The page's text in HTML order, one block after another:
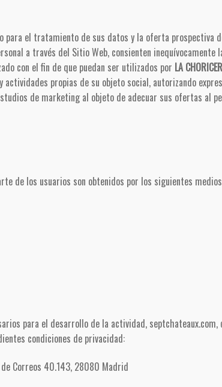
el tratamiento de sus datos y la oferta prospectiva
a través del Sitio Web, consienten inequívocamente
con el fin de que puedan ser utilizados por LA
propias de su objeto social, autorizando
de marketing al objeto de adecuar sus ofertas al
de los usuarios son obtenidos por los siguientes
para el desarrollo de la actividad, septchateaux.com,
condiciones de privacidad:
de Correos 40.143, 28080 Madrid